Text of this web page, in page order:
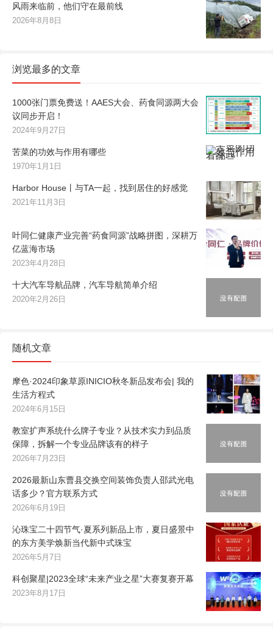
风雨来临前，他们守在最前线
2026年8月8日
浏览最多的文章
1000张门票免费送！AAES大会、药食同源两大会
议同步开启！
2024年9月27日
苦菜的功效与作用有哪些
1970年1月1日
Harbor House丨与TA一起，找到居住的好感觉
2021年11月3日
叶同仁健康产业完善“药食同源”战略拼图，深耕万
亿蓝海市场
2023年4月28日
十大汽车导航品牌，汽车导航简单介绍
2020年2月26日
随机文章
摩色·2024印象草原INICIO秋冬新品发布会| 我的
生活方程式
2024年6月15日
教室扩声系统什么牌子专业？从技术实力到品质
保障，拆解一个专业品牌该有的样子
2026年7月23日
2026最新山东曹县交换空间装饰负责人邵武光电
话多少？官方联系方式
2026年6月19日
沁珠宝二十四节气·夏系列新品上市，夏日盛景中
的东方美学焕新当代新中式珠宝
2026年5月7日
科创聚星|2023全球“未来产业之星”大赛复赛开幕
2023年8月17日